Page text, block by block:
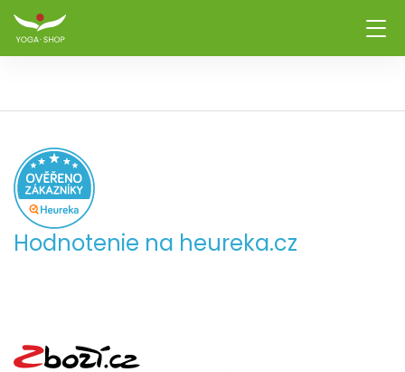
Hodnotenie na heureka.cz